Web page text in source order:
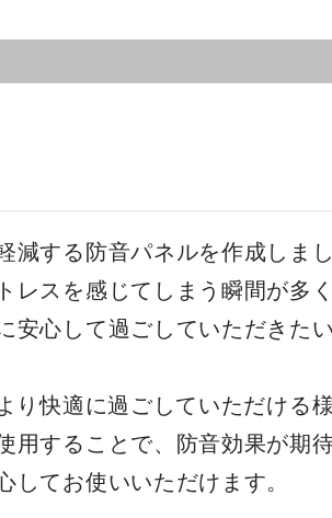
減する防音パネルを作成しま
レスを感じてしまう瞬間が多
安心して過ごしていただきたい
り快適に過ごしていただける
用することで、防音効果が期
してお使いいただけます。